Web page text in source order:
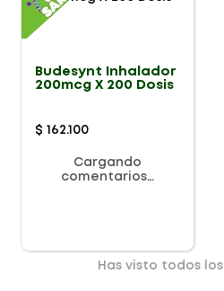
Budesynt Inhalador
200mcg X 200 Dosis
$ 162.100
Cargando
comentarios…
Has visto todos los